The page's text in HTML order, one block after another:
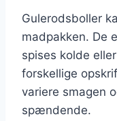
Gulerodsboller
madpakken. De
spises kolde
forskellige
variere smagen
spændende.